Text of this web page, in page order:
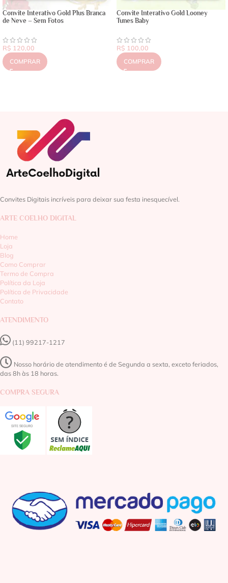
Convite Interativo Gold Plus Branca
de Neve – Sem Fotos
R$ 120,00
COMPRAR
Convite Interativo Gold Looney
Tunes Baby
R$ 100,00
COMPRAR
Convites Digitais incríveis para deixar sua festa inesquecível.
ARTE COELHO DIGITAL
Home
Loja
Blog
Como Comprar
Termo de Compra
Política da Loja
Política de Privacidade
Contato
ATENDIMENTO
(11) 99217-1217‬
Nosso horário de atendimento é de Segunda a sexta, exceto feriados,
das 8h às 18 horas.
COMPRA SEGURA